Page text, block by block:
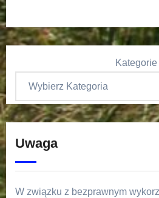
Kategorie
Uwaga
W związku z bezprawnym